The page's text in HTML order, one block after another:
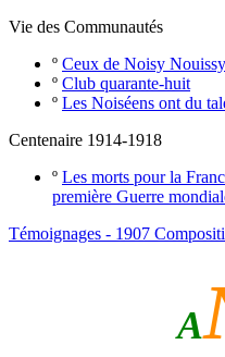
Vie des Communautés
º Ceux de Noisy
º Club quarante-huit
º Les Noiséens ont du
Centenaire 1914-1918
º Les morts pour la
première Guerre
Témoignages - 1907
A